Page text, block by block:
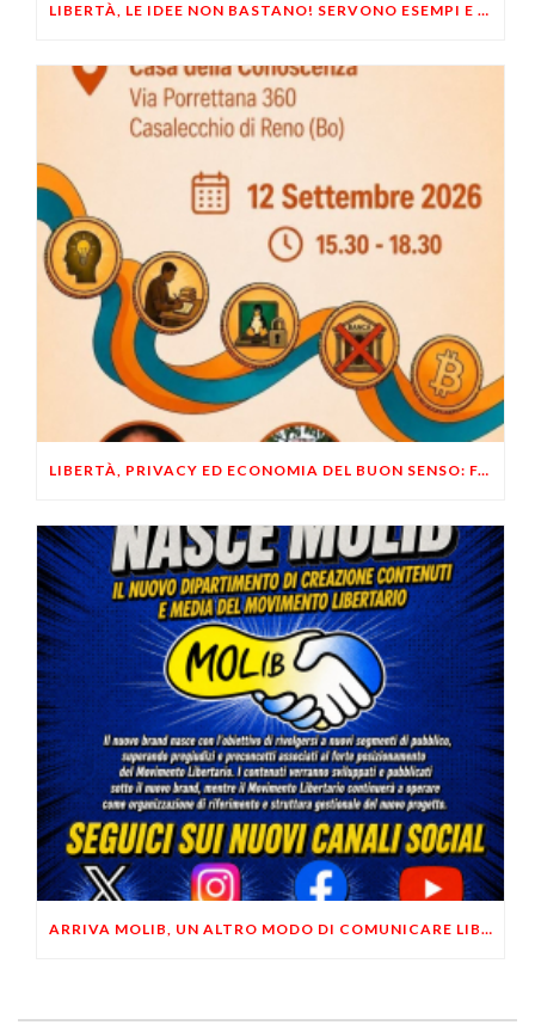
LIBERTÀ, LE IDEE NON BASTANO! SERVONO ESEMPI E UN PO’ DI COERENZA
LIBERTÀ, PRIVACY ED ECONOMIA DEL BUON SENSO: FACCO E MUSUMECI A CASALECCHIO DI RENO (BO)
ARRIVA MOLIB, UN ALTRO MODO DI COMUNICARE LIBERTARIO